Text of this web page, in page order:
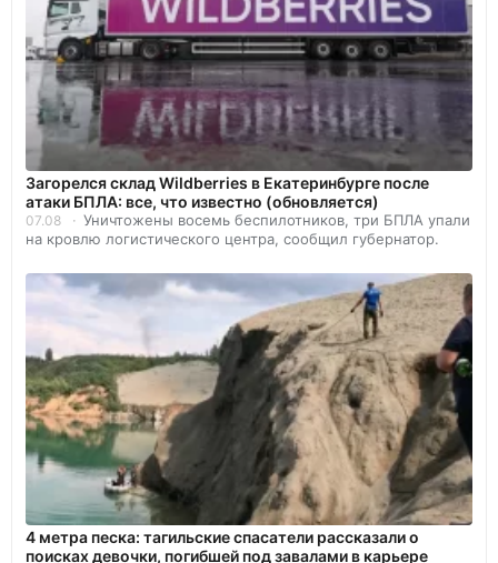
Загорелся склад Wildberries в Екатеринбурге после
атаки БПЛА: все, что известно (обновляется)
07.08
Уничтожены восемь беспилотников, три БПЛА упали
на кровлю логистического центра, сообщил губернатор.
4 метра песка: тагильские спасатели рассказали о
поисках девочки, погибшей под завалами в карьере